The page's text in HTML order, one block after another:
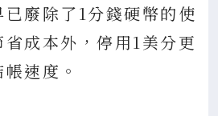
廢除了1分錢硬幣的使
成本外，停用1美分更
速度。